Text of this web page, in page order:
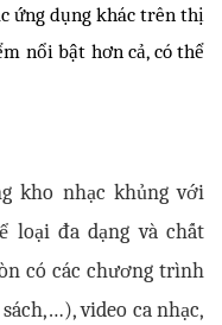
ứng dụng khác trên thị
nổi bật hơn cả, có thể
kho nhạc khủng với
loại đa dạng và chất
có các chương trình
video ca nhạc,